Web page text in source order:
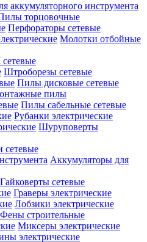
аккумуляторного инструмента
торцовочные
Перфораторы сетевые
Молотки отбойные
Штроборезы сетевые
Пилы дисковые сетевые
пилы
Пилы сабельные сетевые
Рубанки электрические
Шуруповерты
сетевые
Аккумуляторы для
Гайковерты сетевые
Граверы электрические
Лобзики электрические
Фены строительные
Миксеры электрические